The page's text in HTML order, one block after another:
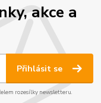
akce a
Přihlásit se
rozesílky newsletteru.